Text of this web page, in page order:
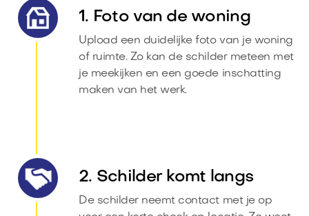
1. Foto van de woning
Upload een duidelijke foto van je woning
of ruimte. Zo kan de schilder meteen met
je meekijken en een goede inschatting
maken van het werk.
2. Schilder komt langs
De schilder neemt contact met je op